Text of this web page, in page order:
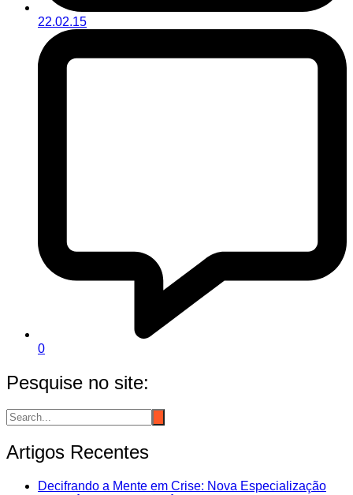
22.02.15
0
Pesquise no site:
Artigos Recentes
Decifrando a Mente em Crise: Nova Especialização